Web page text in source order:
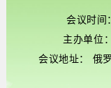
会议时
主办单位：
会议地址： 俄